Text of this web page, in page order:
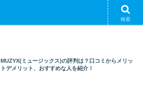
MUZYX(ミュージックス)の評判は？口コミからメリッ
トデメリット、おすすめな人を紹介！
検索